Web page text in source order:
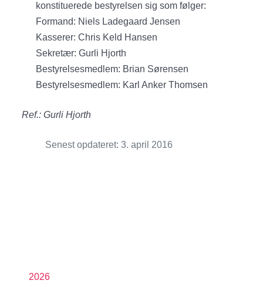
konstituerede bestyrelsen sig som følger:
Formand: Niels Ladegaard Jensen
Kasserer: Chris Keld Hansen
Sekretær: Gurli Hjorth
Bestyrelsesmedlem: Brian Sørensen
Bestyrelsesmedlem: Karl Anker Thomsen
Ref.: Gurli Hjorth
Senest opdateret: 3. april 2016
2026